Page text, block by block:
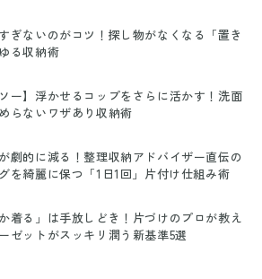
ぎないのがコツ！探し物がなくなる「置き
る収納術
ソー】浮かせるコップをさらに活かす！洗面
らないワザあり収納術
劇的に減る！整理収納アドバイザー直伝の
を綺麗に保つ「1日1回」片付け仕組み術
か着る」は手放しどき！片づけのプロが教え
ゼットがスッキリ潤う新基準5選